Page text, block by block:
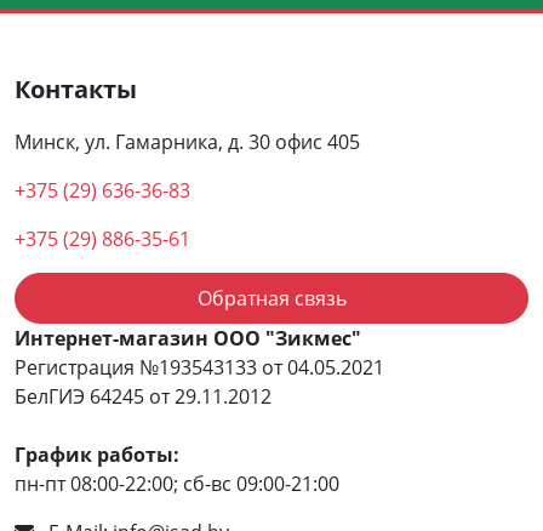
Контакты
Минск, ул. Гамарника, д. 30 офис 405
+375 (29) 636-36-83
+375 (29) 886-35-61
Обратная связь
Интернет-магазин ООО "Зикмес"
Регистрация №193543133 от 04.05.2021
БелГИЭ 64245 от 29.11.2012
График работы:
пн-пт 08:00-22:00; сб-вс 09:00-21:00